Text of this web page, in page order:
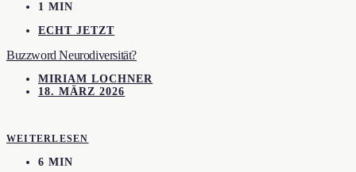
1 MIN
ECHT JETZT
Buzzword Neurodiversität?
MIRIAM LOCHNER
18. MÄRZ 2026
WEITERLESEN
6 MIN